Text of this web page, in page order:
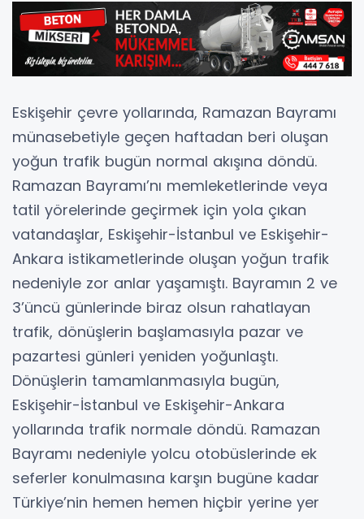
Eskişehir çevre yollarında, Ramazan Bayramı
münasebetiyle geçen haftadan beri oluşan
yoğun trafik bugün normal akışına döndü.
Ramazan Bayramı’nı memleketlerinde veya
tatil yörelerinde geçirmek için yola çıkan
vatandaşlar, Eskişehir-İstanbul ve Eskişehir-
Ankara istikametlerinde oluşan yoğun trafik
nedeniyle zor anlar yaşamıştı. Bayramın 2 ve
3’üncü günlerinde biraz olsun rahatlayan
trafik, dönüşlerin başlamasıyla pazar ve
pazartesi günleri yeniden yoğunlaştı.
Dönüşlerin tamamlanmasıyla bugün,
Eskişehir-İstanbul ve Eskişehir-Ankara
yollarında trafik normale döndü. Ramazan
Bayramı nedeniyle yolcu otobüslerinde ek
seferler konulmasına karşın bugüne kadar
Türkiye’nin hemen hemen hiçbir yerine yer